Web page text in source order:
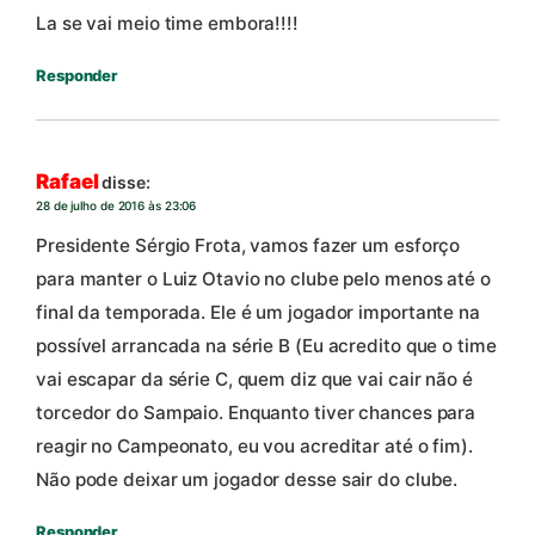
La se vai meio time embora!!!!
Responder
Rafaeldisse:
28 de julho de 2016 às 23:06
Presidente Sérgio Frota, vamos fazer um esforço
para manter o Luiz Otavio no clube pelo menos até o
final da temporada. Ele é um jogador importante na
possível arrancada na série B (Eu acredito que o time
vai escapar da série C, quem diz que vai cair não é
torcedor do Sampaio. Enquanto tiver chances para
reagir no Campeonato, eu vou acreditar até o fim).
Não pode deixar um jogador desse sair do clube.